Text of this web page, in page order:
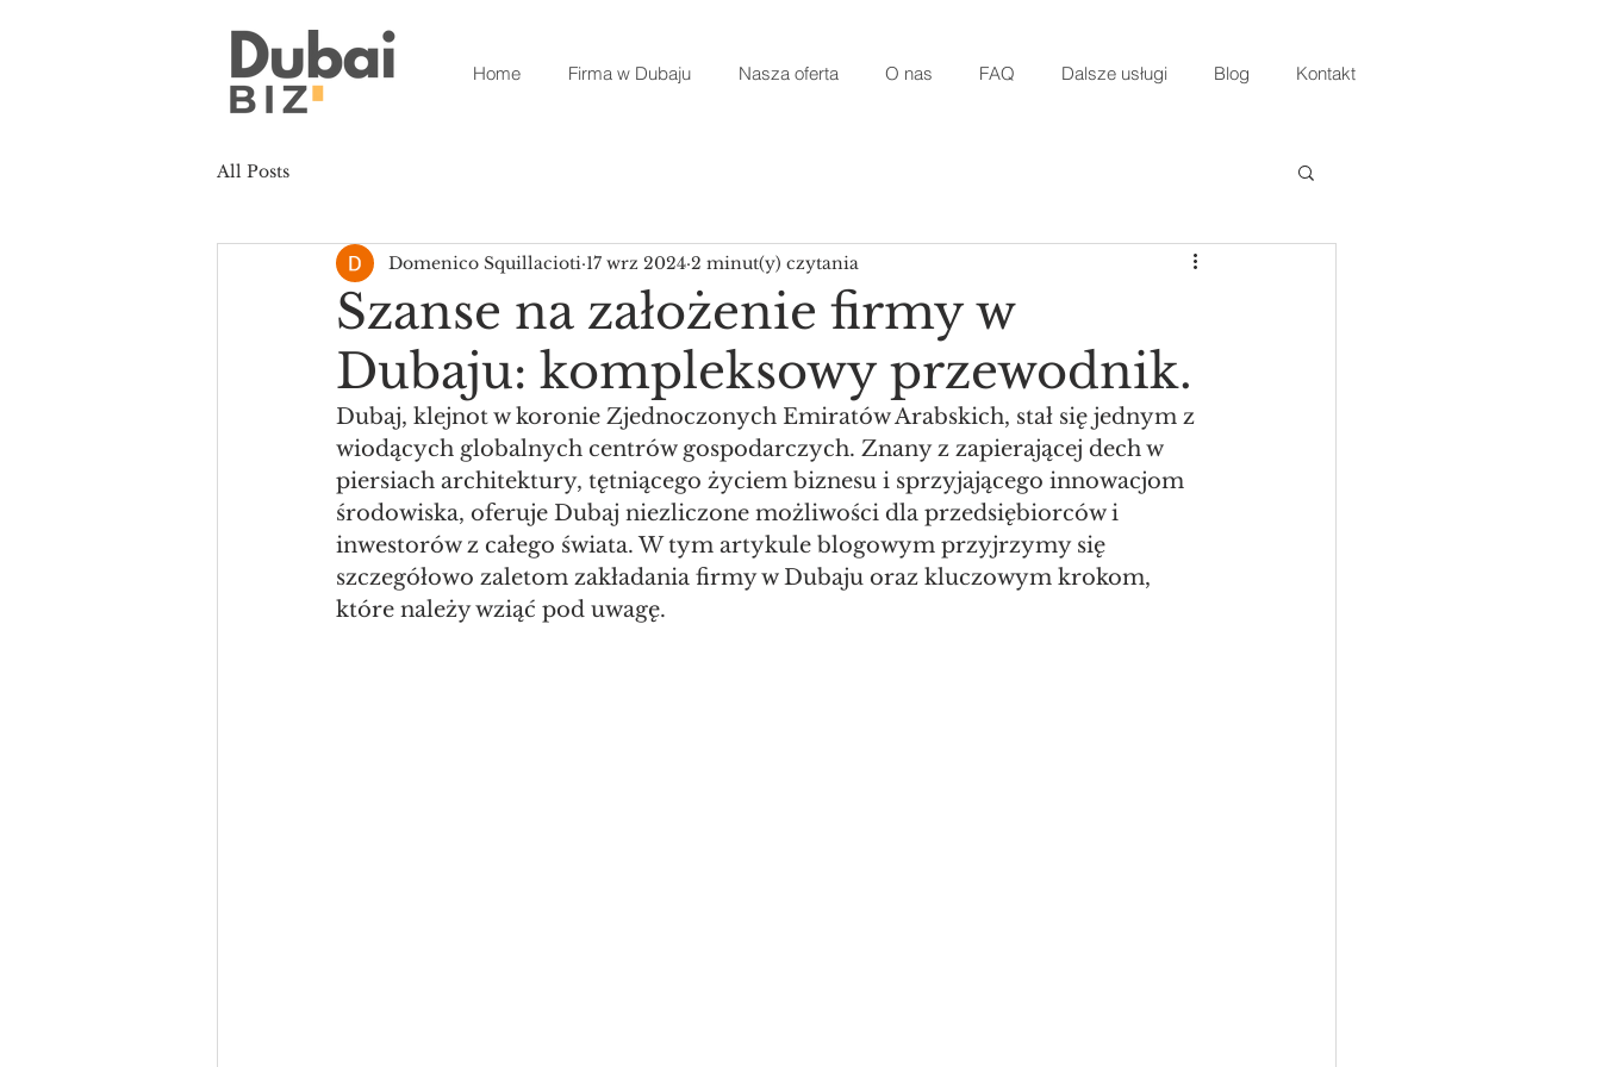
Home Firma w Dubaju Nasza oferta O nas FAQ Dalsze usługi Blog Kontakt
All Posts
Szanse na założenie firmy w
Dubaju: kompleksowy przewodnik.
Domenico Squillacioti 17 wrz 2024 2 minut(y) czytania
Dubaj, klejnot w koronie Zjednoczonych Emiratów Arabskich, stał się jednym z
wiodących globalnych centrów gospodarczych. Znany z zapierającej dech w
piersiach architektury, tętniącego życiem biznesu i sprzyjającego innowacjom
środowiska, oferuje Dubaj niezliczone możliwości dla przedsiębiorców i
inwestorów z całego świata. W tym artykule blogowym przyjrzymy się
szczegółowo zaletom zakładania firmy w Dubaju oraz kluczowym krokom,
które należy wziąć pod uwagę.